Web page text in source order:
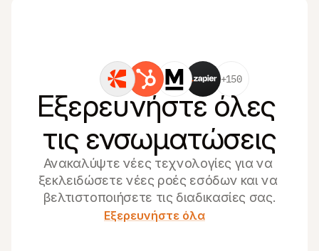
+150
Εξερευνήστε όλες
τις ενσωματώσεις
Ανακαλύψτε νέες τεχνολογίες για να
ξεκλειδώσετε νέες ροές εσόδων και να
βελτιστοποιήσετε τις διαδικασίες σας.
Εξερευνήστε όλα